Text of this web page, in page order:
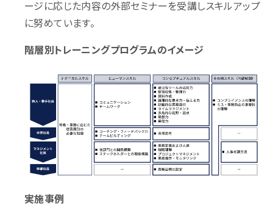
ージに応じた内容の外部セミナーを受講しスキルアップ
に努めています。
階層別トレーニングプログラムのイメージ
実施事例